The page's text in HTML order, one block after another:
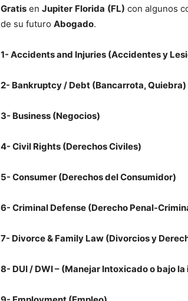
Gratis en Jupiter Florida (FL) con algunos
de su futuro Abogado.
1- Accidents and Injuries (Accidentes y
2- Bankruptcy / Debt (Bancarrota, Quiebra)
3- Business (Negocios)
4- Civil Rights (Derechos Civiles)
5- Consumer (Derechos del Consumidor)
6- Criminal Defense (Derecho Penal-
7- Divorce & Family Law (Divorcios y
8- DUI / DWI – (Manejar Intoxicado o bajo